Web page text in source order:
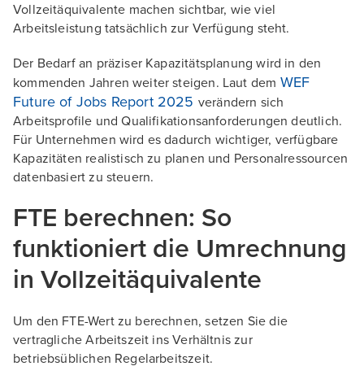
Vollzeitäquivalente machen sichtbar, wie viel
Arbeitsleistung tatsächlich zur Verfügung steht.
Der Bedarf an präziser Kapazitätsplanung wird in den
kommenden Jahren weiter steigen. Laut dem WEF
Future of Jobs Report 2025 verändern sich
Arbeitsprofile und Qualifikationsanforderungen deutlich.
Für Unternehmen wird es dadurch wichtiger, verfügbare
Kapazitäten realistisch zu planen und Personalressourcen
datenbasiert zu steuern.
FTE berechnen: So
funktioniert die Umrechnung
in Vollzeitäquivalente
Um den FTE-Wert zu berechnen, setzen Sie die
vertragliche Arbeitszeit ins Verhältnis zur
betriebsüblichen Regelarbeitszeit.